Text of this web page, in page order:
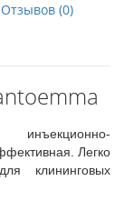
Отзывов (0)
Легко
клининговых